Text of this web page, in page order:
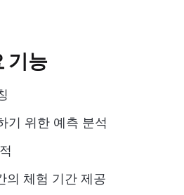
기능
기 위한 예측 분석
의 체험 기간 제공